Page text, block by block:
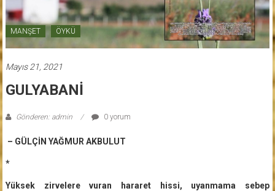
MANŞET ÖYKÜ
Mayıs 21, 2021
GULYABANİ
Gönderen: admin 0 yorum
– GÜLÇİN YAĞMUR AKBULUT
*
Yüksek zirvelere vuran hararet hissi, uyanmama sebep